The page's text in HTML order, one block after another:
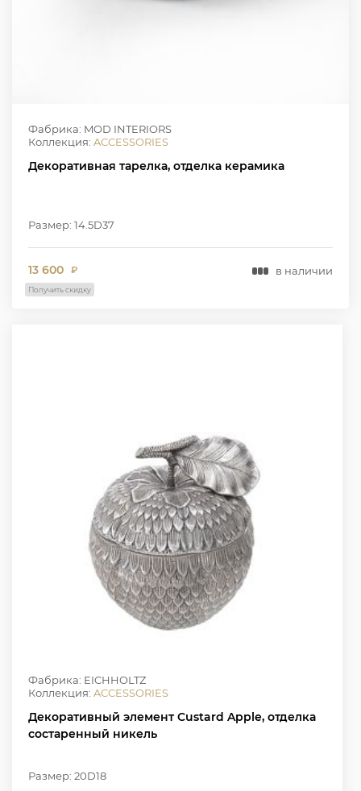
Фабрика: MOD INTERIORS
Коллекция: ACCESSORIES
Декоративная тарелка, отделка керамика
Размер: 14.5D37
13 600 ₽ в наличии
Получить скидку
Фабрика: EICHHOLTZ
Коллекция: ACCESSORIES
Декоративный элемент Custard Apple, отделка
состаренный никель
Размер: 20D18